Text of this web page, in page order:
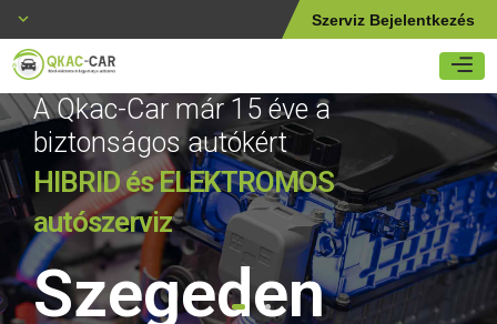
Szerviz Bejelentkezés
A Qkac-Car már 15 éve a
biztonságos autókért
HIBRID és ELEKTROMOS
autószerviz
Szegeden
Hagyományos autószerviz
Szegeden
Autódiagnosztika, Olajcsere, Motorfelújítás, Sebességváltók szervizelése,
Autóvillamossági javítás
1 2